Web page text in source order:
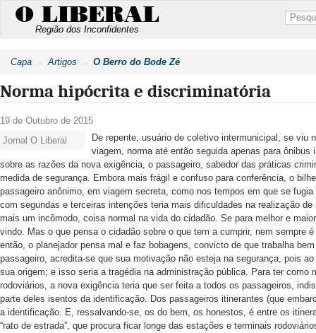
O LIBERAL
Região dos Inconfidentes
Capa Artigos O Berro do Bode Zé
Norma hipócrita e discriminatória
19 de Outubro de 2015
Jornal O Liberal
De repente, usuário de coletivo intermunicipal, se viu
viagem, norma até então seguida apenas para
sobre as razões da nova exigência, o passageiro, sabedor das práticas
medida de segurança. Embora mais frágil e confuso para conferência, o
passageiro anônimo, em viagem secreta, como nos tempos em que se
com segundas e terceiras intenções teria mais dificuldades na realização
mais um incômodo, coisa normal na vida do cidadão. Se para melhor e
vindo. Mas o que pensa o cidadão sobre o que tem a cumprir, nem sempre
então, o planejador pensa mal e faz bobagens, convicto de que trabalha
passageiro, acredita-se que sua motivação não esteja na segurança, pois
sua origem; e isso seria a tragédia na administração pública. Para ter
rodoviários, a nova exigência teria que ser feita a todos os passageiros,
parte deles isentos da identificação. Dos passageiros itinerantes (que
a identificação. E, ressalvando-se, os do bem, os honestos, é entre os
“rato de estrada”, que procura ficar longe das estações e terminais